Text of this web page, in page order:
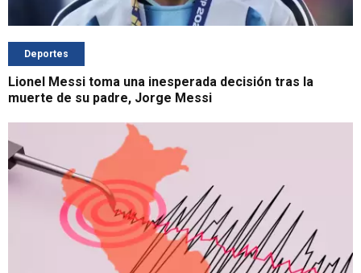
Deportes
Lionel Messi toma una inesperada decisión tras la
muerte de su padre, Jorge Messi